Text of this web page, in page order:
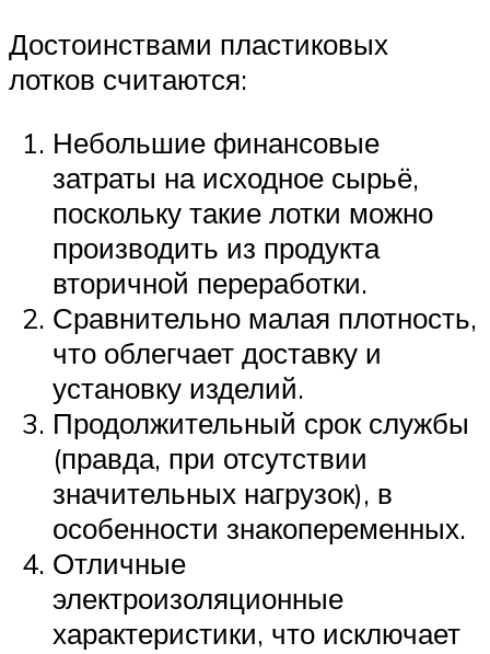
Достоинствами пластиковых
лотков считаются:
Небольшие финансовые
затраты на исходное сырьё,
поскольку такие лотки можно
производить из продукта
вторичной переработки.
Сравнительно малая плотность,
что облегчает доставку и
установку изделий.
Продолжительный срок службы
(правда, при отсутствии
значительных нагрузок), в
особенности знакопеременных.
Отличные
электроизоляционные
характеристики, что исключает